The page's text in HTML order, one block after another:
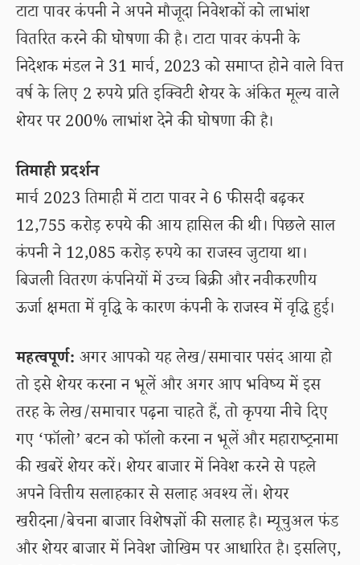
टाटा पावर कंपनी ने अपने मौजूदा निवेशकों को लाभांश
वितरित करने की घोषणा की है। टाटा पावर कंपनी के
निदेशक मंडल ने 31 मार्च, 2023 को समाप्त होने वाले वित्त
वर्ष के लिए 2 रुपये प्रति इक्विटी शेयर के अंकित मूल्य वाले
शेयर पर 200% लाभांश देने की घोषणा की है।
तिमाही प्रदर्शन
मार्च 2023 तिमाही में टाटा पावर ने 6 फीसदी बढ़कर
12,755 करोड़ रुपये की आय हासिल की थी। पिछले साल
कंपनी ने 12,085 करोड़ रुपये का राजस्व जुटाया था।
बिजली वितरण कंपनियों में उच्च बिक्री और नवीकरणीय
ऊर्जा क्षमता में वृद्धि के कारण कंपनी के राजस्व में वृद्धि हुई।
महत्वपूर्ण: अगर आपको यह लेख/समाचार पसंद आया हो
तो इसे शेयर करना न भूलें और अगर आप भविष्य में इस
तरह के लेख/समाचार पढ़ना चाहते हैं, तो कृपया नीचे दिए
गए ‘फॉलो’ बटन को फॉलो करना न भूलें और महाराष्ट्रनामा
की खबरें शेयर करें। शेयर बाजार में निवेश करने से पहले
अपने वित्तीय सलाहकार से सलाह अवश्य लें। शेयर
खरीदना/बेचना बाजार विशेषज्ञों की सलाह है। म्यूचुअल फंड
और शेयर बाजार में निवेश जोखिम पर आधारित है। इसलिए,